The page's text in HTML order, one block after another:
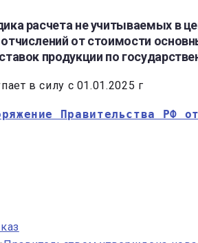
расчета не учитываемых в
от стоимости
продукции по
в силу с 01.01.2025 г
Правительства РФ